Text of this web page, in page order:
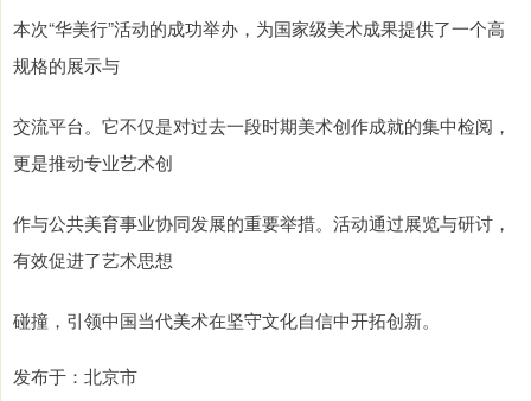
本次“华美行”活动的成功举办，为国家级美术成果提供了一个高
规格的展示与
交流平台。它不仅是对过去一段时期美术创作成就的集中检阅，
更是推动专业艺术创
作与公共美育事业协同发展的重要举措。活动通过展览与研讨，
有效促进了艺术思想
碰撞，引领中国当代美术在坚守文化自信中开拓创新。
发布于：北京市